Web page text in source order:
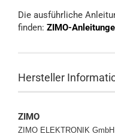
Die ausführliche
finden: ZIMO-
Hersteller
ZIMO
ZIMO ELEKTRONIK